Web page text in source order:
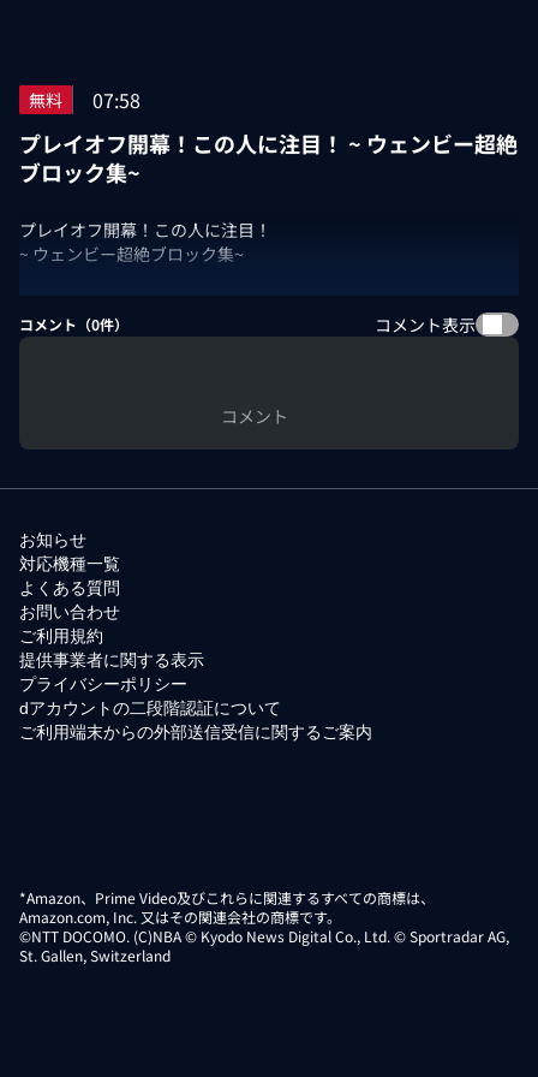
無料 07:58
プレイオフ開幕！この人に注目！ ~ ウェンビー超絶
ブロック集~
プレイオフ開幕！この人に注目！
~ ウェンビー超絶ブロック集~
コメント（0件） コメント表示
コメント
お知らせ
対応機種一覧
よくある質問
お問い合わせ
ご利用規約
提供事業者に関する表示
プライバシーポリシー
dアカウントの二段階認証について
ご利用端末からの外部送信受信に関するご案内
*Amazon、Prime Video及びこれらに関連するすべての商標は、
Amazon.com, Inc. 又はその関連会社の商標です。
©NTT DOCOMO. (C)NBA © Kyodo News Digital Co., Ltd. © Sportradar AG,
St. Gallen, Switzerland